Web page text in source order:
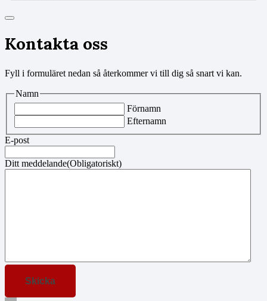
Kontakta oss
Fyll i formuläret nedan så återkommer vi till dig så snart vi kan.
Namn
Förnamn
Efternamn
E-post
Ditt meddelande(Obligatoriskt)
Skicka